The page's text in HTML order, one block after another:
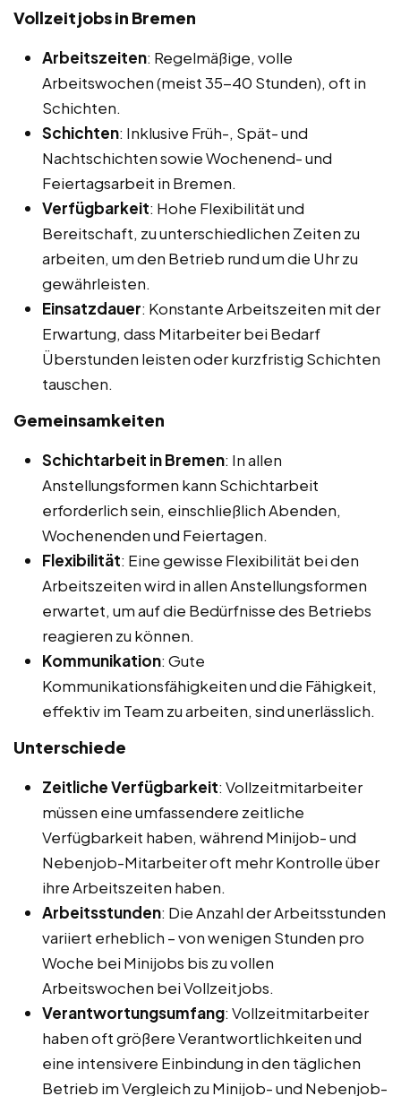
Vollzeitjobs in Bremen
Arbeitszeiten: Regelmäßige, volle
Arbeitswochen (meist 35-40 Stunden), oft in
Schichten.
Schichten: Inklusive Früh-, Spät- und
Nachtschichten sowie Wochenend- und
Feiertagsarbeit in Bremen.
Verfügbarkeit: Hohe Flexibilität und
Bereitschaft, zu unterschiedlichen Zeiten zu
arbeiten, um den Betrieb rund um die Uhr zu
gewährleisten.
Einsatzdauer: Konstante Arbeitszeiten mit der
Erwartung, dass Mitarbeiter bei Bedarf
Überstunden leisten oder kurzfristig Schichten
tauschen.
Gemeinsamkeiten
Schichtarbeit in Bremen: In allen
Anstellungsformen kann Schichtarbeit
erforderlich sein, einschließlich Abenden,
Wochenenden und Feiertagen.
Flexibilität: Eine gewisse Flexibilität bei den
Arbeitszeiten wird in allen Anstellungsformen
erwartet, um auf die Bedürfnisse des Betriebs
reagieren zu können.
Kommunikation: Gute
Kommunikationsfähigkeiten und die Fähigkeit,
effektiv im Team zu arbeiten, sind unerlässlich.
Unterschiede
Zeitliche Verfügbarkeit: Vollzeitmitarbeiter
müssen eine umfassendere zeitliche
Verfügbarkeit haben, während Minijob- und
Nebenjob-Mitarbeiter oft mehr Kontrolle über
ihre Arbeitszeiten haben.
Arbeitsstunden: Die Anzahl der Arbeitsstunden
variiert erheblich – von wenigen Stunden pro
Woche bei Minijobs bis zu vollen
Arbeitswochen bei Vollzeitjobs.
Verantwortungsumfang: Vollzeitmitarbeiter
haben oft größere Verantwortlichkeiten und
eine intensivere Einbindung in den täglichen
Betrieb im Vergleich zu Minijob- und Nebenjob-